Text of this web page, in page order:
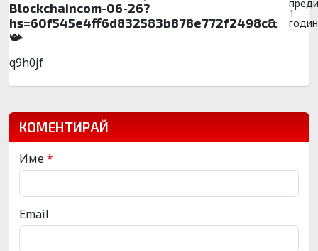
Blockchaincom-06-26?
hs=60f545e4ff6d832583b878e772f2498c&
📯
преди
1
q9h0jf
КОМЕНТИРАЙ
Име*
Email